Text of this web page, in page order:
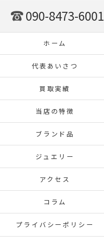
090-8473-6001
ホーム
代表あいさつ
買取実績
当店の特徴
ブランド品
ジュエリー
アクセス
コラム
プライバシーポリシー